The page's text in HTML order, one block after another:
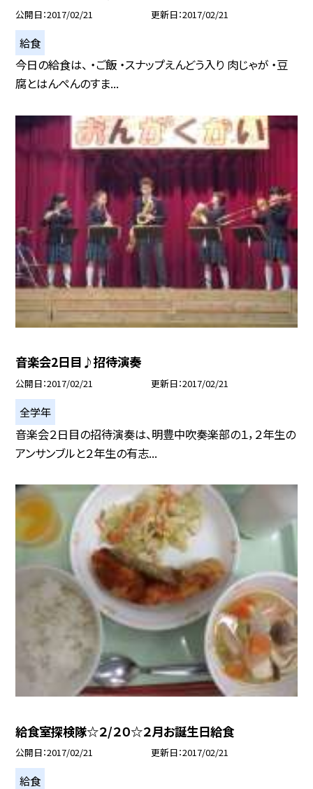
公開日 2017/02/21 更新日 2017/02/21
給食
今日の給食は、 ・ご飯 ・スナップえんどう入り 肉じゃが ・豆
腐とはんぺんのすま...
音楽会2日目♪招待演奏
公開日 2017/02/21 更新日 2017/02/21
全学年
音楽会２日目の招待演奏は、明豊中吹奏楽部の１，２年生の
アンサンブルと２年生の有志...
給食室探検隊☆２/２０☆２月お誕生日給食
公開日 2017/02/21 更新日 2017/02/21
給食